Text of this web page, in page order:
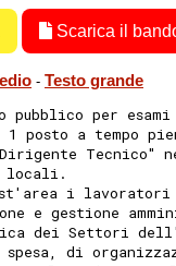
Scarica il
- Testo grande
pubblico per
posto a tempo
Tecnico"
locali.
i lavoratori
e gestione
dei Settori
di